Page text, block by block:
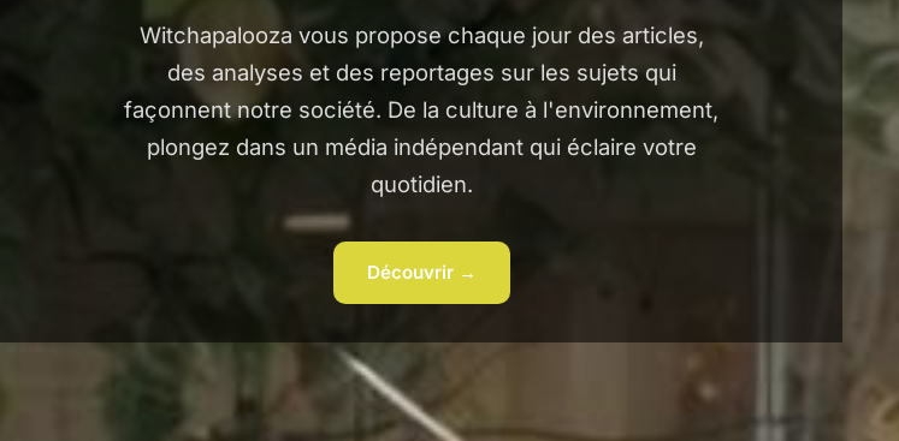
Witchapalooza vous propose chaque jour des articles,
des analyses et des reportages sur les sujets qui
façonnent notre société. De la culture à l'environnement,
plongez dans un média indépendant qui éclaire votre
quotidien.
Découvrir →